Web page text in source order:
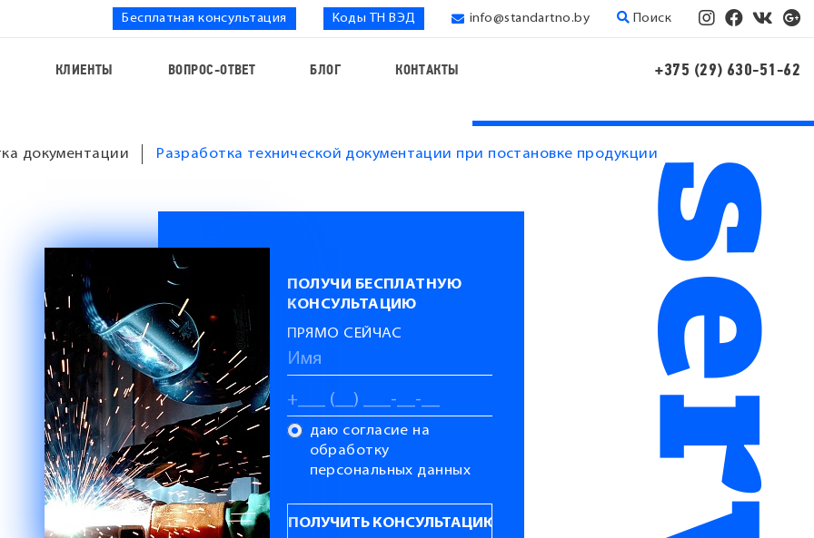
Бесплатная консультация Коды ТН ВЭД info@standartno.by Поиск
КЛИЕНТЫ ВОПРОС-ОТВЕТ БЛОГ КОНТАКТЫ +375 (29) 630-51-62
документации Разработка технической документации при постановке продукции
ПОЛУЧИ БЕСПЛАТНУЮ
КОНСУЛЬТАЦИЮ
ПРЯМО СЕЙЧАС
даю согласие на
обработку
персональных данных